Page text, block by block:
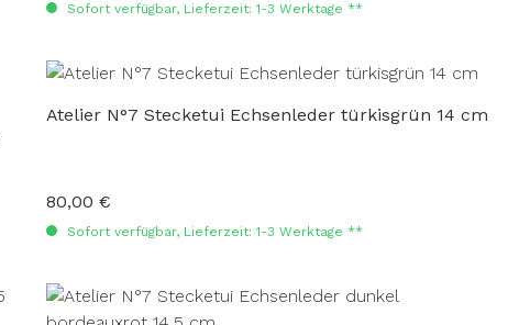
Sofort verfügbar, Lieferzeit: 1-3 Werktage **
Atelier N°7 Stecketui Echsenleder türkisgrün 14 cm
Regulärer Preis:
80,00 €
Sofort verfügbar, Lieferzeit: 1-3 Werktage **